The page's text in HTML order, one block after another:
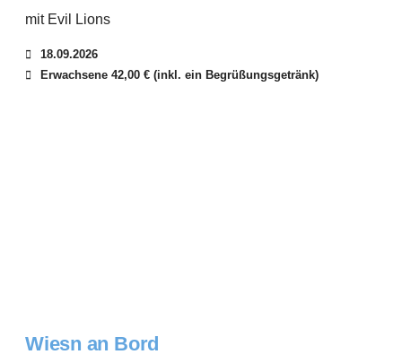
mit Evil Lions
18.09.2026
Erwachsene 42,00 € (inkl. ein Begrüßungsgetränk)
Wiesn an Bord